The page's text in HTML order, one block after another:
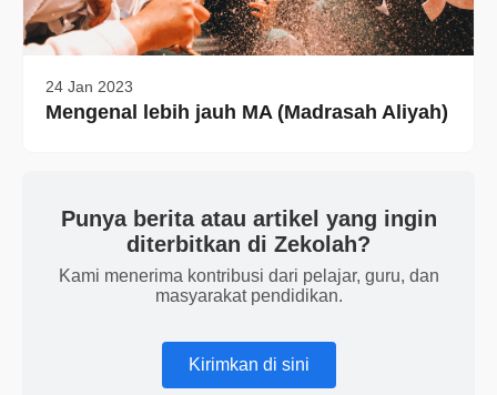
24 Jan 2023
Mengenal lebih jauh MA (Madrasah Aliyah)
Punya berita atau artikel yang ingin
diterbitkan di Zekolah?
Kami menerima kontribusi dari pelajar, guru, dan
masyarakat pendidikan.
Kirimkan di sini